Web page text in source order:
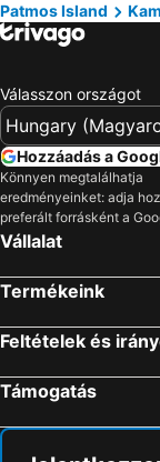
Patmos Island
Válasszon országot
Hozzáadás a
Könnyen megtalálhatja
eredményeinket: adja
preferált forrásként a
Vállalat
Termékeink
Feltételek és
Támogatás